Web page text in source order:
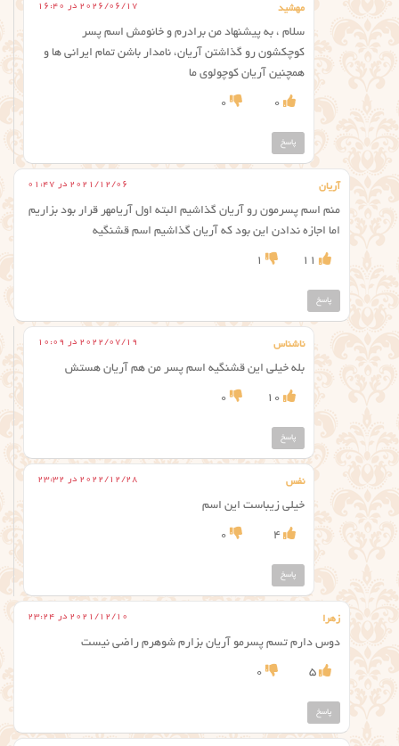
مهشید 2026/06/17 در 16:40
سلام ، به پیشنهاد من برادرم و خانومش اسم پسر
کوچکشون رو گذاشتن آریان، نامدار باشن تمام ایرانی ها و
همچنین آریان کوچولوی ما
0
0
پاسخ
آریان 2021/12/06 در 01:47
منم اسم پسرمون رو آریان گذاشیم البته اول آریامهر قرار بود بزاریم
اما اجازه ندادن این بود که آریان گذاشیم اسم قشنگیه
11
1
پاسخ
ناشناس 2022/07/19 در 10:09
بله خیلی این قشنگیه اسم پسر من هم آریان هستش
10
0
پاسخ
نفس 2022/12/28 در 23:32
خیلی زیباست این اسم
4
0
پاسخ
زهرا 2021/12/10 در 23:24
دوس دارم تسم پسرمو آریان بزارم شوهرم راضی نیست
5
0
پاسخ